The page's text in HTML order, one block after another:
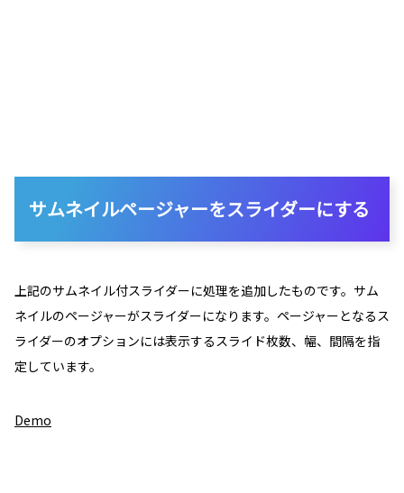
サムネイルページャーをスライダーにする
上記のサムネイル付スライダーに処理を追加したものです。サム
ネイルのページャーがスライダーになります。ページャーとなるス
ライダーのオプションには表示するスライド枚数、幅、間隔を指
定しています。
Demo